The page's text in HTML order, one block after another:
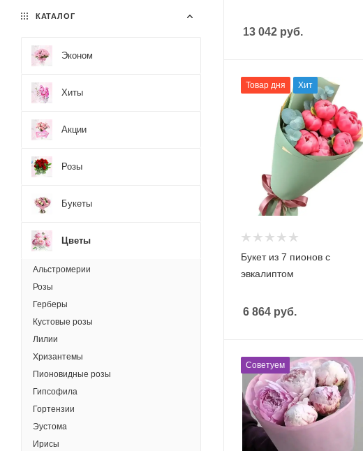
13 042 руб.
Товар дня Хит
Букет из 7 пионов с
эвкалиптом
6 864 руб.
Советуем
КАТАЛОГ
Эконом
Хиты
Акции
Розы
Букеты
Цветы
Альстромерии
Розы
Герберы
Кустовые розы
Лилии
Хризантемы
Пионовидные розы
Гипсофила
Гортензии
Эустома
Ирисы